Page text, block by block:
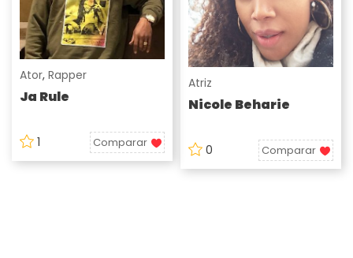
Ator, Rapper
Ja Rule
1 Comparar
Atriz
Nicole Beharie
0 Comparar